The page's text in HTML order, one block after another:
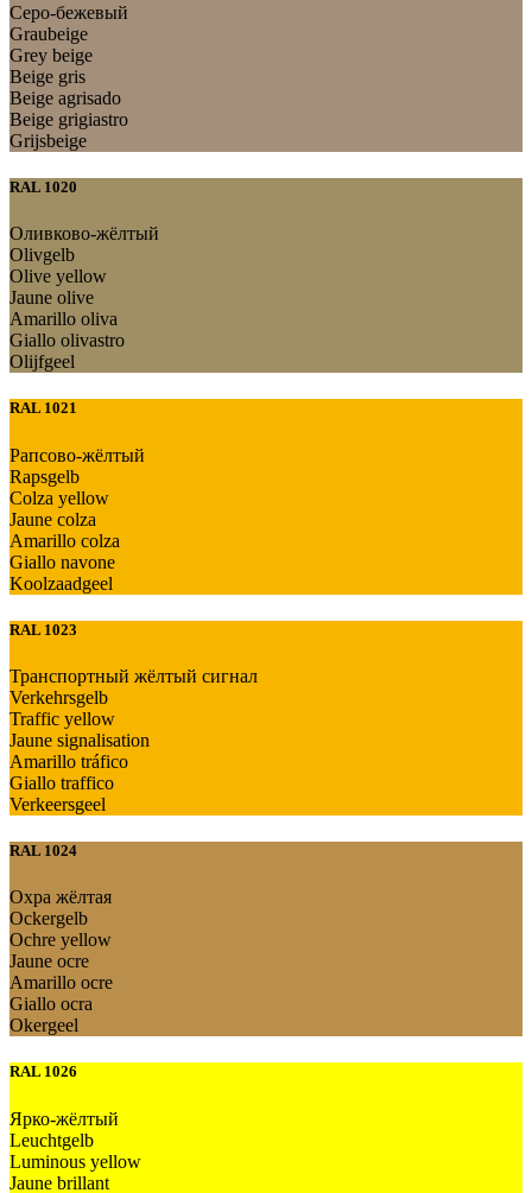
Серо-бежевый
Graubeige
Grey beige
Beige gris
Beige agrisado
Beige grigiastro
Grijsbeige
RAL 1020
Оливково-жёлтый
Olivgelb
Olive yellow
Jaune olive
Amarillo oliva
Giallo olivastro
Olijfgeel
RAL 1021
Рапсово-жёлтый
Rapsgelb
Colza yellow
Jaune colza
Amarillo colza
Giallo navone
Koolzaadgeel
RAL 1023
Транспортный жёлтый сигнал
Verkehrsgelb
Traffic yellow
Jaune signalisation
Amarillo tráfico
Giallo traffico
Verkeersgeel
RAL 1024
Охра жёлтая
Ockergelb
Ochre yellow
Jaune ocre
Amarillo ocre
Giallo ocra
Okergeel
RAL 1026
Ярко-жёлтый
Leuchtgelb
Luminous yellow
Jaune brillant